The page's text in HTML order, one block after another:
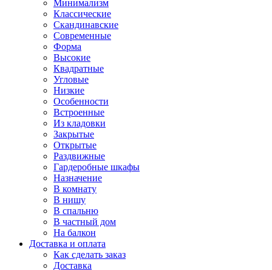
Минимализм
Классические
Скандинавские
Современные
Форма
Высокие
Квадратные
Угловые
Низкие
Особенности
Встроенные
Из кладовки
Закрытые
Открытые
Раздвижные
Гардеробные шкафы
Назначение
В комнату
В нишу
В спальню
В частный дом
На балкон
Доставка и оплата
Как сделать заказ
Доставка